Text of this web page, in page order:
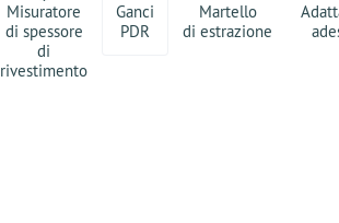
Misuratore
di spessore
di
rivestimento
Ganci
PDR
Martello
di estrazione